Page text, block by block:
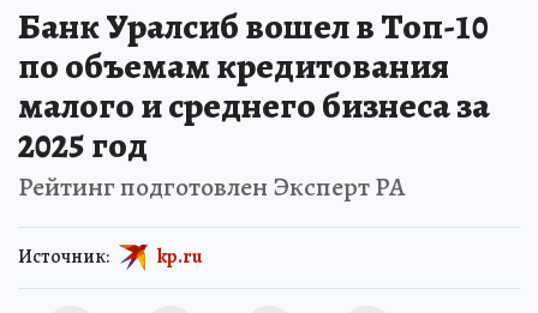
Банк Уралсиб вошел в Топ-10
по объемам кредитования
малого и среднего бизнеса за
2025 год
Рейтинг подготовлен Эксперт РА
Источник: kp.ru